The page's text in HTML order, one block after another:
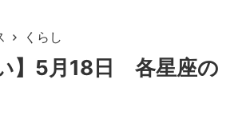
くらし
い】5月18日 各星座の